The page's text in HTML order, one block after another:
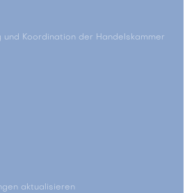
Koordination der Handelskammer
aktualisieren